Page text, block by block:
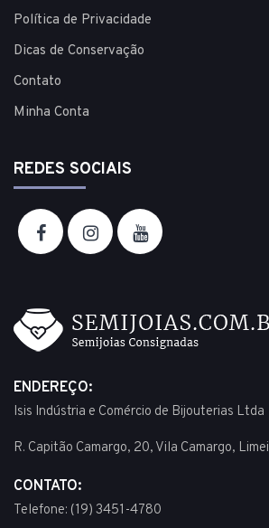
Política de Privacidade
Dicas de Conservação
Contato
Minha Conta
REDES SOCIAIS
ENDEREÇO:
Isis Indústria e Comércio de Bijouterias Ltda
R. Capitão Camargo, 20, Vila Camargo,
CONTATO:
Telefone: (19) 3451-4780